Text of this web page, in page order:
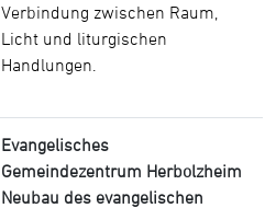
Verbindung zwischen Raum,
Licht und liturgischen
Handlungen.
Evangelisches
Gemeindezentrum Herbolzheim
Neubau des evangelischen